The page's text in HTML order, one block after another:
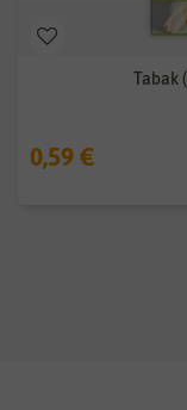
Tabak
0,59 €